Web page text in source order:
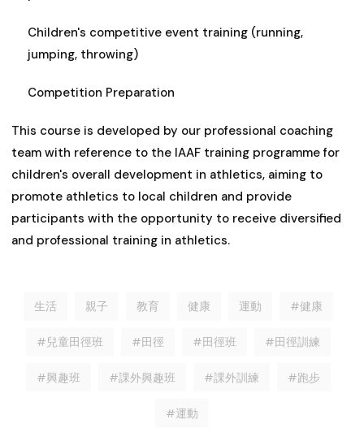
Children's competitive event training (running,
jumping, throwing)
Competition Preparation
This course is developed by our professional coaching
team with reference to the IAAF training programme for
children's overall development in athletics, aiming to
promote athletics to local children and provide
participants with the opportunity to receive diversified
and professional training in athletics.
生活 親子 教育 健康 運動 #健康
#兒童田徑班 #田徑 #田徑班 #田徑訓練
#興趣班 #課外興趣班 #課外訓練 #跑步
#運動